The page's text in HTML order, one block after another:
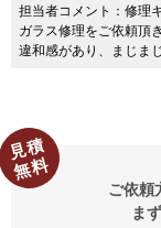
担当者コメント：修理
ガラス修理をご依頼頂
違和感があり、まじま
ご依頼
ま
見積
無料